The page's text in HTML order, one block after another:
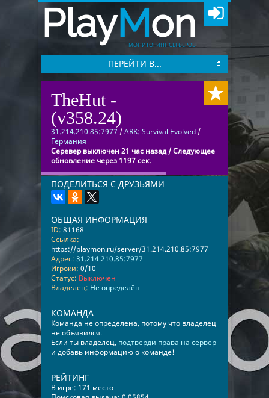
PlayMon
МОНИТОРИНГ СЕРВЕРОВ
ПЕРЕЙТИ В...
TheHut -
(v358.24)
31.214.210.85:7977 /ARK: Survival Evolved /
Германия
Серевер выключен 21 час назад / Следующее
обновление через 1197 сек.
ПОДЕЛИТЬСЯ С ДРУЗЬЯМИ
ОБЩАЯ ИНФОРМАЦИЯ
ID: 81168
Ссылка:
https://playmon.ru/server/31.214.210.85:7977
Адрес: 31.214.210.85:7977
Игроки: 0/10
Статус: Выключен
Владелец: Не определён
КОМАНДА
Команда не определена, потому что владелец
не объявился.
Если ты владелец, подтверди права на сервер
и добавь информацию о команде!
РЕЙТИНГ
В игре: 171 место